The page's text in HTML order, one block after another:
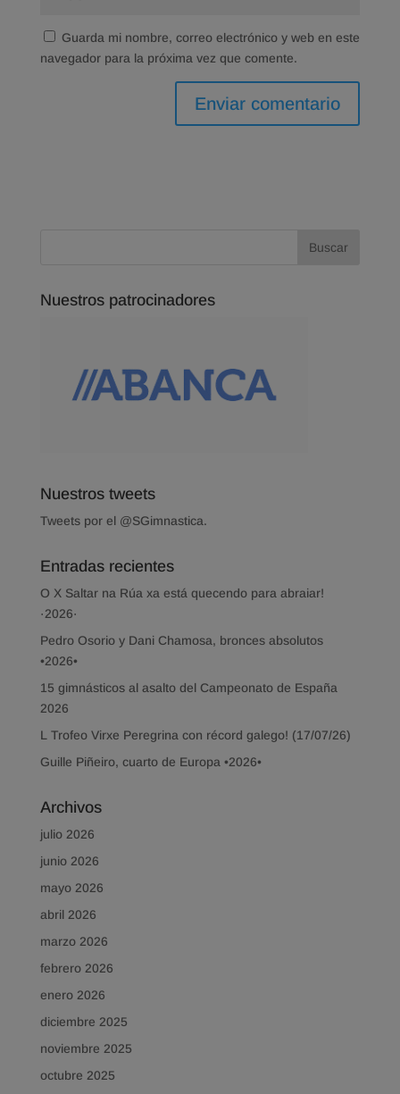
Guarda mi nombre, correo electrónico y web en este
navegador para la próxima vez que comente.
Nuestros patrocinadores
Nuestros tweets
Tweets por el @SGimnastica.
Entradas recientes
O X Saltar na Rúa xa está quecendo para abraiar!
·2026·
Pedro Osorio y Dani Chamosa, bronces absolutos
•2026•
15 gimnásticos al asalto del Campeonato de España
2026
L Trofeo Virxe Peregrina con récord galego! (17/07/26)
Guille Piñeiro, cuarto de Europa •2026•
Archivos
julio 2026
junio 2026
mayo 2026
abril 2026
marzo 2026
febrero 2026
enero 2026
diciembre 2025
noviembre 2025
octubre 2025